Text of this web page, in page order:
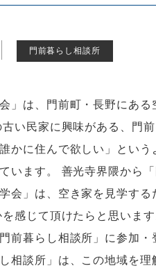
門前暮らし相談所
会」は、門前町・長野にあ
い民家に興味がある、門
かに住んで欲しい」とい
います。 善光寺界隈から
会」は、空き家を見学する
感じて頂けたらと思いま
前暮らし相談所」に参加・
相談所」は、この地域を理